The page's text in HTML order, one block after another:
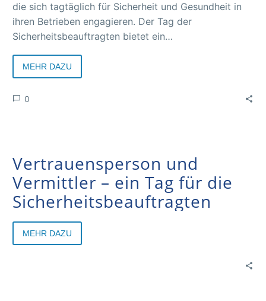
die sich tagtäglich für Sicherheit und Gesundheit in
ihren Betrieben engagieren. Der Tag der
Sicherheitsbeauftragten bietet ein
praxisnahen Impulsen und viel Raum für Austausch.
MEHR DAZU
0
Vertrauensperson und
Vermittler – ein Tag für die
Sicherheitsbeauftragten
MEHR DAZU